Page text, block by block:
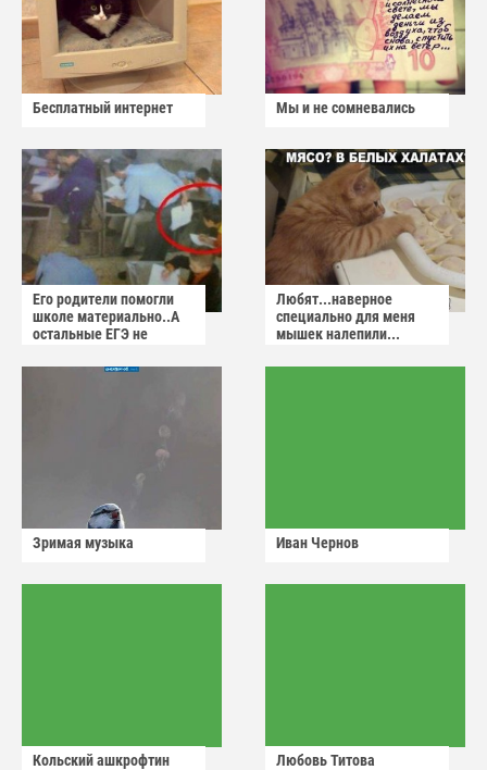
Бесплатный интернет Мы и не сомневались
Его родители помогли
школе материально..А
остальные ЕГЭ не
Любят...наверное
специально для меня
мышек налепили...
Зримая музыка Иван Чернов
Кольский ашкрофтин Любовь Титова